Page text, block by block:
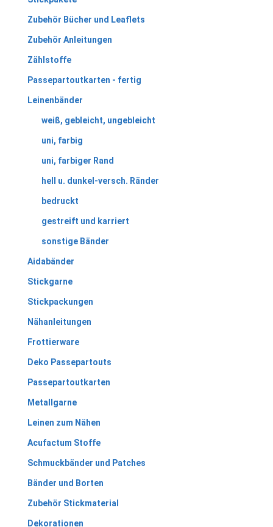
Zubehör Bücher und Leaflets
Zubehör Anleitungen
Zählstoffe
Passepartoutkarten - fertig
Leinenbänder
weiß, gebleicht, ungebleicht
uni, farbig
uni, farbiger Rand
hell u. dunkel-versch. Ränder
bedruckt
gestreift und karriert
sonstige Bänder
Aidabänder
Stickgarne
Stickpackungen
Nähanleitungen
Frottierware
Deko Passepartouts
Passepartoutkarten
Metallgarne
Leinen zum Nähen
Acufactum Stoffe
Schmuckbänder und Patches
Bänder und Borten
Zubehör Stickmaterial
Dekorationen